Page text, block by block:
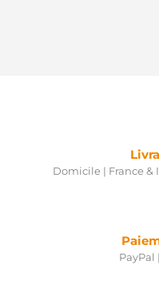
Domicile | France &
PayPal